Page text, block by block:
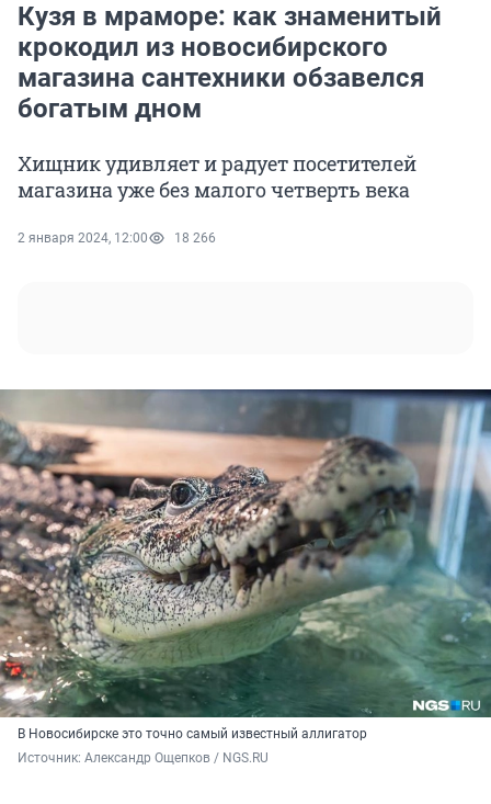
Кузя в мраморе: как знаменитый
крокодил из новосибирского
магазина сантехники обзавелся
богатым дном
Хищник удивляет и радует посетителей
магазина уже без малого четверть века
2 января 2024, 12:00 18 266
В Новосибирске это точно самый известный аллигатор
Источник: Александр Ощепков / NGS.RU